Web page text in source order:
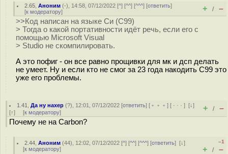
2.65 ,Аноним (-), 14:58, 07/12/2022 [^] [^^] [^^^] [ответить]
[к модератору] + / –
>>Код написан на языке Си (C99)
> Тогда о какой портативности идёт речь, если его с
помощью Microsoft Visual
> Studio не скомпилировать.
А это пофиг - он все равно прощивки для мк и дсп делать
не умеет. Ну и если кто не смог за 23 года накодить C99 это
уже его проблемы.
1.41 ,Да ну нахер (?), 12:01, 07/12/2022 [ответить] [ ﹢﹢﹢] [ · · ·][↓]
[↑] [к модератору] + / –
Почему не на Carbon?
2.44 ,Аноним (44), 12:02, 07/12/2022 [^] [^^] [^^^] [ответить][↓]
[к модератору]
–1
+ / –